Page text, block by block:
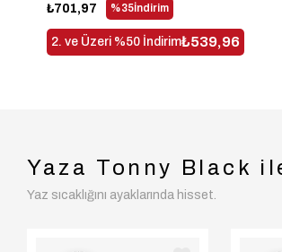
%35İndirim
₺701,97
2. ve Üzeri %50 İndirim₺539,96
Yaza Tonny Black
Yaz sıcaklığını ayaklarında hisset.